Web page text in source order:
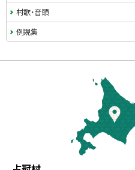
村歌・音頭
例規集